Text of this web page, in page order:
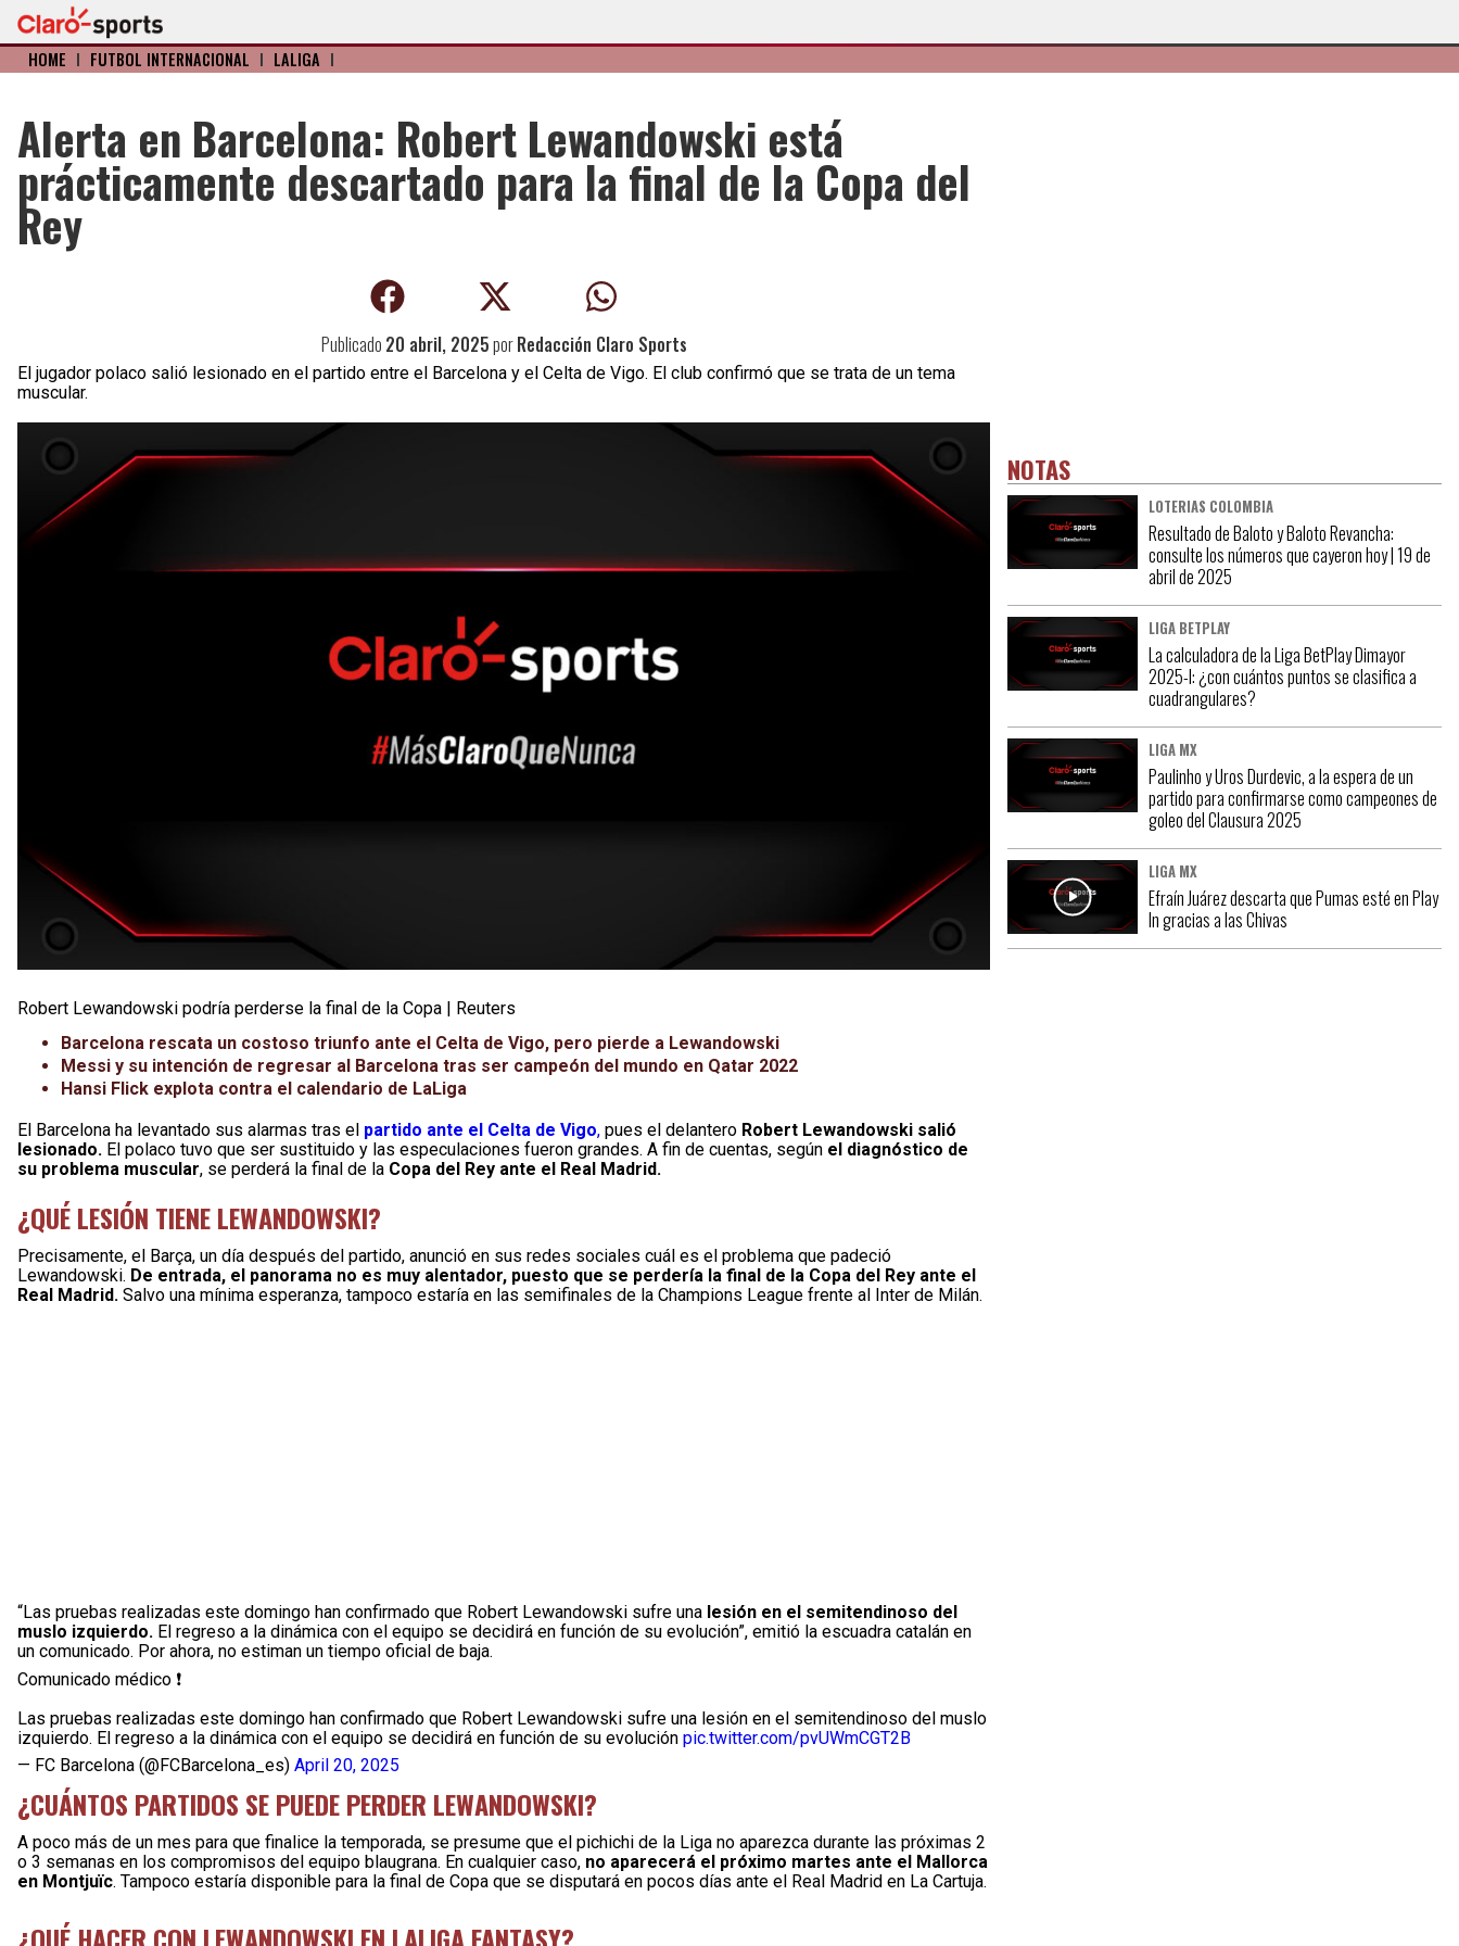
HOME I FÚTBOL INTERNACIONAL I LALIGA I
Alerta en Barcelona: Robert Lewandowski está
prácticamente descartado para la final de la Copa del
Rey
Publicado 20 abril, 2025porRedacción Claro Sports
El jugador polaco salió lesionado en el partido entre el Barcelona y el Celta de Vigo. El club confirmó que se trata de un tema
muscular.
Robert Lewandowski podría perderse la final de la Copa | Reuters
Barcelona rescata un costoso triunfo ante el Celta de Vigo, pero pierde a Lewandowski
Messi y su intención de regresar al Barcelona tras ser campeón del mundo en Qatar 2022
Hansi Flick explota contra el calendario de LaLiga
El Barcelona ha levantado sus alarmas tras el partido ante el Celta de Vigo, pues el delantero Robert Lewandowski salió
lesionado. El polaco tuvo que ser sustituido y las especulaciones fueron grandes. A fin de cuentas, según el diagnóstico de
su problema muscular, se perderá la final de la Copa del Rey ante el Real Madrid.
¿QUÉ LESIÓN TIENE LEWANDOWSKI?
Precisamente, el Barça, un día después del partido, anunció en sus redes sociales cuál es el problema que padeció
Lewandowski. De entrada, el panorama no es muy alentador, puesto que se perdería la final de la Copa del Rey ante el
Real Madrid. Salvo una mínima esperanza, tampoco estaría en las semifinales de la Champions League frente al Inter de Milán.
“Las pruebas realizadas este domingo han confirmado que Robert Lewandowski sufre una lesión en el semitendinoso del
muslo izquierdo. El regreso a la dinámica con el equipo se decidirá en función de su evolución”, emitió la escuadra catalán en
un comunicado. Por ahora, no estiman un tiempo oficial de baja.
Comunicado médico ❗
Las pruebas realizadas este domingo han confirmado que Robert Lewandowski sufre una lesión en el semitendinoso del muslo
izquierdo. El regreso a la dinámica con el equipo se decidirá en función de su evolución pic.twitter.com/pvUWmCGT2B
— FC Barcelona (@FCBarcelona_es) April 20, 2025
¿CUÁNTOS PARTIDOS SE PUEDE PERDER LEWANDOWSKI?
A poco más de un mes para que finalice la temporada, se presume que el pichichi de la Liga no aparezca durante las próximas 2
o 3 semanas en los compromisos del equipo blaugrana. En cualquier caso, no aparecerá el próximo martes ante el Mallorca
en Montjuïc. Tampoco estaría disponible para la final de Copa que se disputará en pocos días ante el Real Madrid en La Cartuja.
NOTAS
LOTERIAS COLOMBIA
Resultado de Baloto y Baloto Revancha:
consulte los números que cayeron hoy | 19 de
abril de 2025
LIGA BETPLAY
La calculadora de la Liga BetPlay Dimayor
2025-I: ¿con cuántos puntos se clasifica a
cuadrangulares?
LIGA MX
Paulinho y Uros Durdevic, a la espera de un
partido para confirmarse como campeones de
goleo del Clausura 2025
LIGA MX
Efraín Juárez descarta que Pumas esté en Play
In gracias a las Chivas